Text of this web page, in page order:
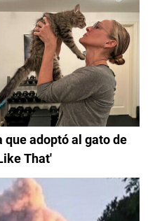
adoptó al gato de
That'